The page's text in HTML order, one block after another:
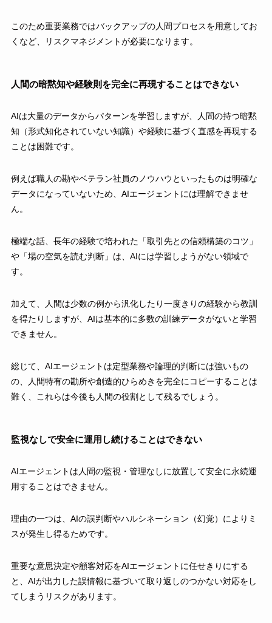
このため重要業務ではバックアップの人間プロセスを用意してお
くなど、リスクマネジメントが必要になります。
人間の暗黙知や経験則を完全に再現することはできない
AIは大量のデータからパターンを学習しますが、人間の持つ暗黙
知（形式知化されていない知識）や経験に基づく直感を再現する
ことは困難です。
例えば職人の勘やベテラン社員のノウハウといったものは明確な
データになっていないため、AIエージェントには理解できませ
ん。
極端な話、長年の経験で培われた「取引先との信頼構築のコツ」
や「場の空気を読む判断」は、AIには学習しようがない領域で
す。
加えて、人間は少数の例から汎化したり一度きりの経験から教訓
を得たりしますが、AIは基本的に多数の訓練データがないと学習
できません。
総じて、AIエージェントは定型業務や論理的判断には強いもの
の、人間特有の勘所や創造的ひらめきを完全にコピーすることは
難く、これらは今後も人間の役割として残るでしょう。
監視なしで安全に運用し続けることはできない
AIエージェントは人間の監視・管理なしに放置して安全に永続運
用することはできません。
理由の一つは、AIの誤判断やハルシネーション（幻覚）によりミ
スが発生し得るためです。
重要な意思決定や顧客対応をAIエージェントに任せきりにする
と、AIが出力した誤情報に基づいて取り返しのつかない対応をし
てしまうリスクがあります。